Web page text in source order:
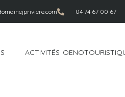
04 74 67 00 67
ACTIVITÉS